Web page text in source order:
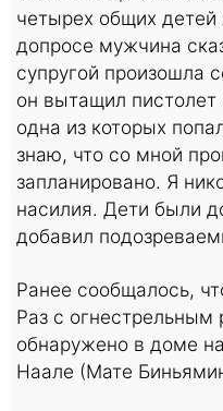
четырех общих
допросе мужчина
супругой произошла
он вытащил пистолет
одна из которых
знаю, что со мной
запланировано. Я
насилия. Дети были
добавил
Ранее сообщалось,
Раз с
обнаружено в доме
Наале (Мате